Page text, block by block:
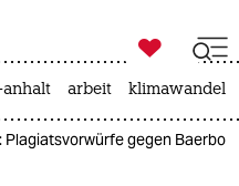

taz zahl ich
anhalt arbeit klimawandel
Plagiatsvorwürfe gegen